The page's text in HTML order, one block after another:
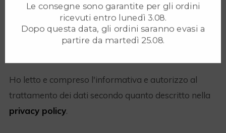
Ricordami
Ho letto e compreso l'informativa e autorizzo al
trattamento dei dati secondo quanto descritto nella
privacy policy.
Le consegne sono garantite per gli ordini
ricevuti entro lunedì 3.08.
Dopo questa data, gli ordini saranno evasi a
partire da martedì 25.08.